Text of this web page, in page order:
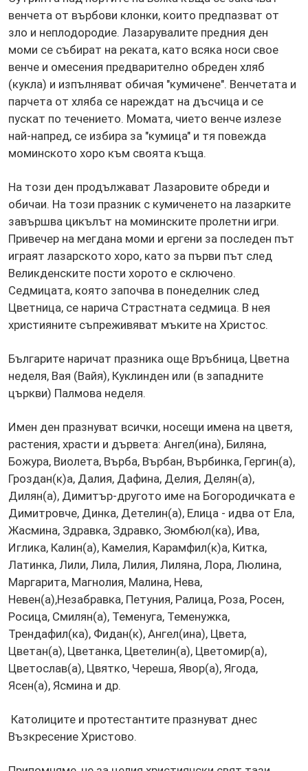
венчета от върбови клонки, които предпазват от
зло и неплодородие. Лазарувалите предния ден
моми се събират на реката, като всяка носи свое
венче и омесения предварително обреден хляб
(кукла) и изпълняват обичая "кумичене". Венчетата и
парчета от хляба се нареждат на дъсчица и се
пускат по течението. Момата, чието венче излезе
най-напред, се избира за "кумица" и тя повежда
моминското хоро към своята къща.
На този ден продължават Лазаровите обреди и
обичаи. На този празник с кумиченето на лазарките
завършва цикълът на моминските пролетни игри.
Привечер на мегдана моми и ергени за последен път
играят лазарското хоро, като за първи път след
Великденските пости хорото е сключено.
Седмицата, която започва в понеделник след
Цветница, се нарича Страстната седмица. В нея
християните съпреживяват мъките на Христос.
Българите наричат празника още Връбница, Цветна
неделя, Вая (Вайя), Куклинден или (в западните
църкви) Палмова неделя.
Имен ден празнуват всички, носещи имена на цветя,
растения, храсти и дървета: Ангел(ина), Биляна,
Божура, Виолета, Върба, Върбан, Върбинка, Гергин(а),
Гроздан(к)а, Далия, Дафина, Делия, Делян(а),
Дилян(а), Димитър-другото име на Богородичката е
Димитровче, Динка, Детелин(а), Елица - идва от Ела,
Жасмина, Здравка, Здравко, Зюмбюл(ка), Ива,
Иглика, Калин(а), Камелия, Карамфил(к)а, Китка,
Латинка, Лили, Лила, Лилия, Лиляна, Лора, Люлина,
Маргарита, Магнолия, Малина, Нева,
Невен(а),Незабравка, Петуния, Ралица, Роза, Росен,
Росица, Смилян(а), Теменуга, Теменужка,
Трендафил(ка), Фидан(к), Ангел(ина), Цвета,
Цветан(а), Цветанка, Цветелин(а), Цветомир(а),
Цветослав(а), Цвятко, Череша, Явор(а), Ягода,
Ясен(а), Ясмина и др.
Католиците и протестантите празнуват днес
Възкресение Христово.